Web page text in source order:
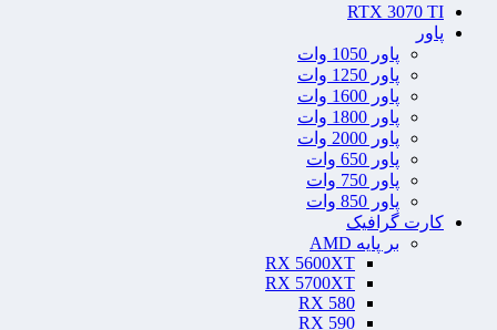
RTX 3070 TI
پاور
پاور 1050 وات
پاور 1250 وات
پاور 1600 وات
پاور 1800 وات
پاور 2000 وات
پاور 650 وات
پاور 750 وات
پاور 850 وات
کارت گرافیک
بر پایه AMD
RX 5600XT
RX 5700XT
RX 580
RX 590